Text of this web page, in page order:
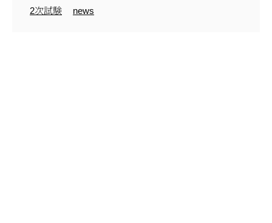
2次試験
news